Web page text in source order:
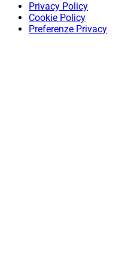
Privacy Policy
Cookie Policy
Preferenze Privacy